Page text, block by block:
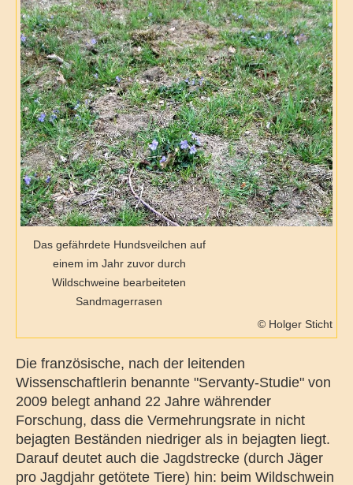
Das gefährdete Hundsveilchen auf
einem im Jahr zuvor durch
Wildschweine bearbeiteten
Sandmagerrasen
© Holger Sticht
Die französische, nach der leitenden
Wissenschaftlerin benannte "Servanty-Studie" von
2009 belegt anhand 22 Jahre währender
Forschung, dass die Vermehrungsrate in nicht
bejagten Beständen niedriger als in bejagten liegt.
Darauf deutet auch die Jagdstrecke (durch Jäger
pro Jagdjahr getötete Tiere) hin: beim Wildschwein